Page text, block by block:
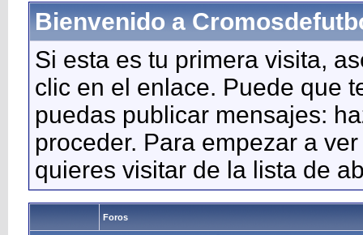
Bienvenido a
Si esta es tu primera visita,
clic en el enlace. Puede que
puedas publicar mensajes:
proceder. Para empezar a
quieres visitar de la lista de
Foros